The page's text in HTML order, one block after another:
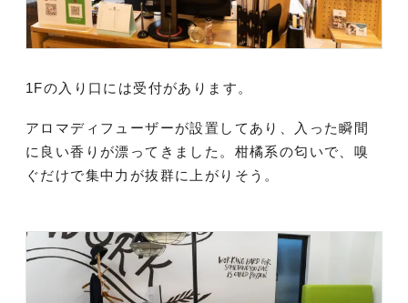
1Fの入り口には受付があります。
アロマディフューザーが設置してあり、入った瞬間
に良い香りが漂ってきました。柑橘系の匂いで、嗅
ぐだけで集中力が抜群に上がりそう。